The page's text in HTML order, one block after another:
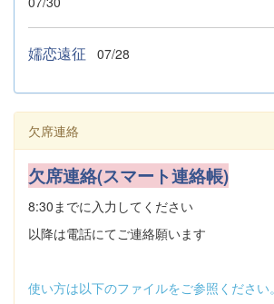
嬬恋遠征 07/28
欠席連絡
欠席連絡(スマート連絡帳)
8:30までに入力してください
以降は電話にてご連絡願います
使い方は以下のファイルをご参照ください。